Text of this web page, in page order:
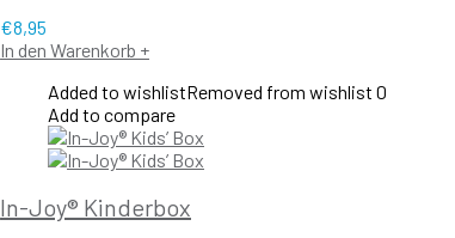
€8,95
In den Warenkorb +
Added to wishlistRemoved from wishlist 0
Add to compare
In-Joy® Kinderbox